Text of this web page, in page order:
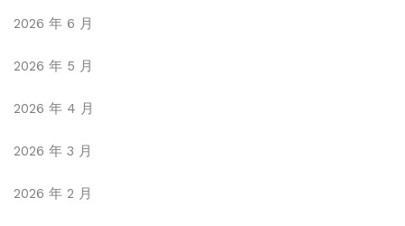
2026 年 6 月
2026 年 5 月
2026 年 4 月
2026 年 3 月
2026 年 2 月